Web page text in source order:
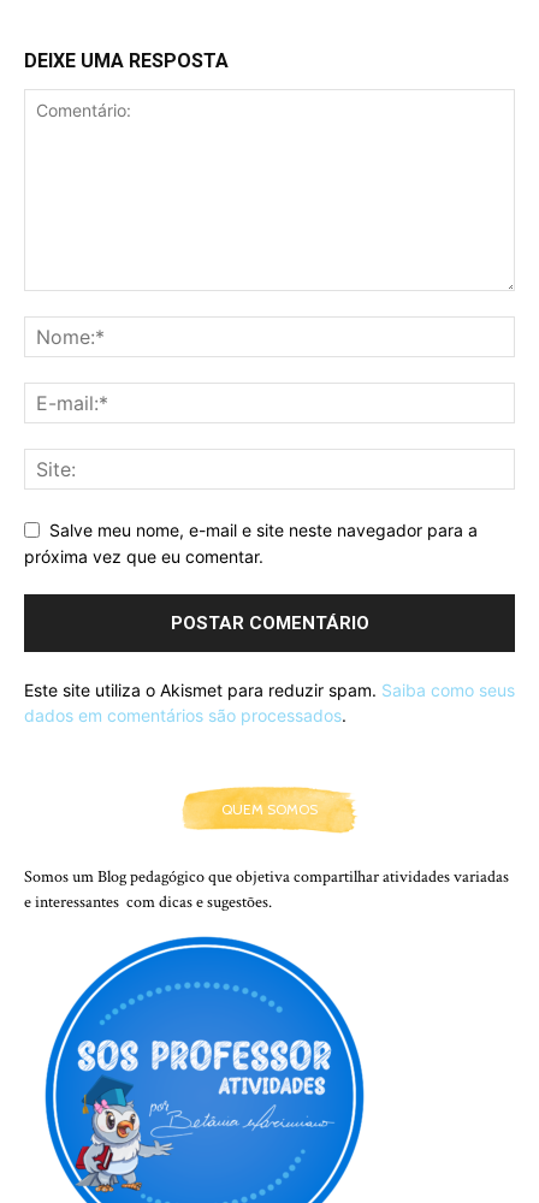
DEIXE UMA RESPOSTA
Salve meu nome, e-mail e site neste navegador para a
próxima vez que eu comentar.
Este site utiliza o Akismet para reduzir spam. Saiba como seus
dados em comentários são processados.
QUEM SOMOS
Somos um Blog pedagógico que objetiva compartilhar atividades variadas
e interessantes com dicas e sugestões.